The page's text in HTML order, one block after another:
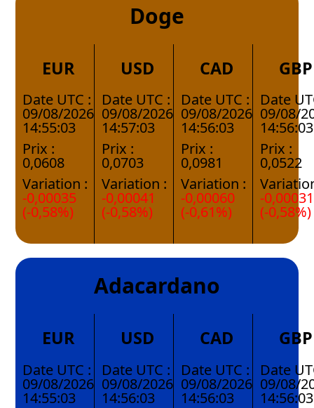
Doge
EUR
Date UTC :
09/08/2026
14:55:03
Prix :
0,0608
Variation :
-0,00035
(-0,58%)
USD
Date UTC :
09/08/2026
14:57:03
Prix :
0,0703
Variation :
-0,00041
(-0,58%)
CAD
Date UTC :
09/08/2026
14:56:03
Prix :
0,0981
Variation :
-0,00060
(-0,61%)
GBP
Date
09/08/
14:56:03
Prix :
0,0522
-0,00031
(-0,58%)
Adacardano
EUR
Date UTC :
09/08/2026
14:55:03
USD
Date UTC :
09/08/2026
14:56:03
CAD
Date UTC :
09/08/2026
14:56:03
GBP
Date
09/08/
14:56:03